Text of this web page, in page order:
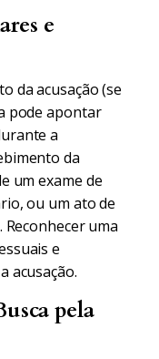
e
da acusação (se
pode apontar
a
da
um exame de
ou um ato de
uma
e
acusação.
pela